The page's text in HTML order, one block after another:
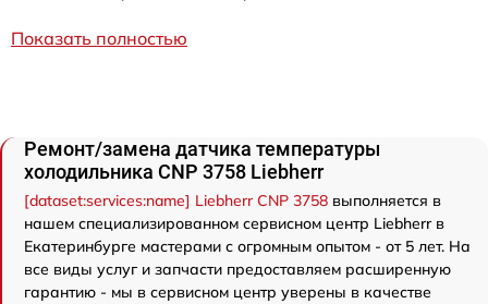
Показать полностью
Ремонт/замена датчика температуры
холодильника CNP 3758 Liebherr
[dataset:services:name] Liebherr CNP 3758 выполняется в
нашем специализированном сервисном центр Liebherr в
Екатеринбурге мастерами с огромным опытом - от 5 лет. На
все виды услуг и запчасти предоставляем расширенную
гарантию - мы в сервисном центр уверены в качестве